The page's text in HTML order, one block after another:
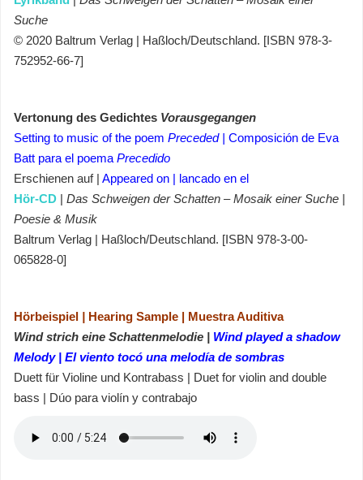
Suche
© 2020 Baltrum Verlag | Haßloch/Deutschland. [ISBN 978-3-
752952-66-7]
Vertonung des Gedichtes Vorausgegangen
Setting to music of the poem Preceded | Composición de Eva
Batt para el poema Precedido
Erschienen auf | Appeared on | lancado en el
Hör-CD | Das Schweigen der Schatten – Mosaik einer Suche |
Poesie & Musik
Baltrum Verlag | Haßloch/Deutschland. [ISBN 978-3-00-
065828-0]
Hörbeispiel | Hearing Sample | Muestra Auditiva
Wind strich eine Schattenmelodie | Wind played a shadow
Melody| El viento tocó una melodía de sombras
Duett für Violine und Kontrabass | Duet for violin and double
bass | Dúo para violín y contrabajo